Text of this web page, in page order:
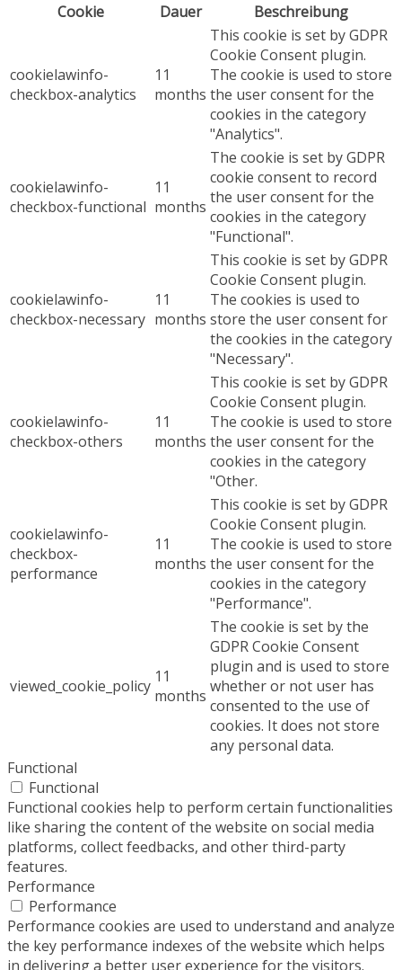
Cookie
Dauer Beschreibung
cookielawinfo-
checkbox-analytics
11
months
This cookie is set by GDPR
Cookie Consent plugin.
The cookie is used to store
the user consent for the
cookies in the category
"Analytics".
cookielawinfo-
checkbox-functional
11
months
The cookie is set by GDPR
cookie consent to record
the user consent for the
cookies in the category
"Functional".
cookielawinfo-
checkbox-necessary
11
months
This cookie is set by GDPR
Cookie Consent plugin.
The cookies is used to
store the user consent for
the cookies in the category
"Necessary".
cookielawinfo-
checkbox-others
11
months
This cookie is set by GDPR
Cookie Consent plugin.
The cookie is used to store
the user consent for the
cookies in the category
"Other.
cookielawinfo-
checkbox-
performance
11
months
This cookie is set by GDPR
Cookie Consent plugin.
The cookie is used to store
the user consent for the
cookies in the category
"Performance".
viewed_cookie_policy 11
months
The cookie is set by the
GDPR Cookie Consent
plugin and is used to store
whether or not user has
consented to the use of
cookies. It does not store
any personal data.
Functional
Functional
Functional cookies help to perform certain functionalities
like sharing the content of the website on social media
platforms, collect feedbacks, and other third-party
features.
Performance
Performance
Performance cookies are used to understand and analyze
the key performance indexes of the website which helps
in delivering a better user experience for the visitors.